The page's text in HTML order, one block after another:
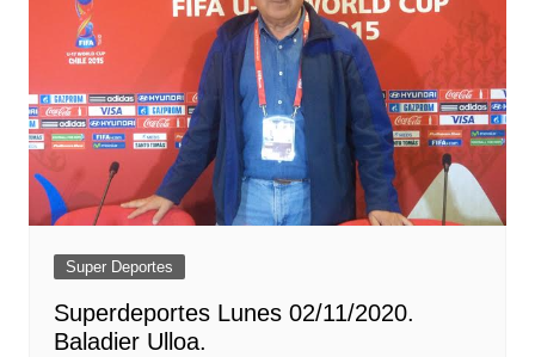
Super Deportes
Superdeportes Lunes 02/11/2020.
Baladier Ulloa.